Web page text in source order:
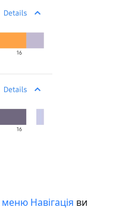
меню Навігація ви